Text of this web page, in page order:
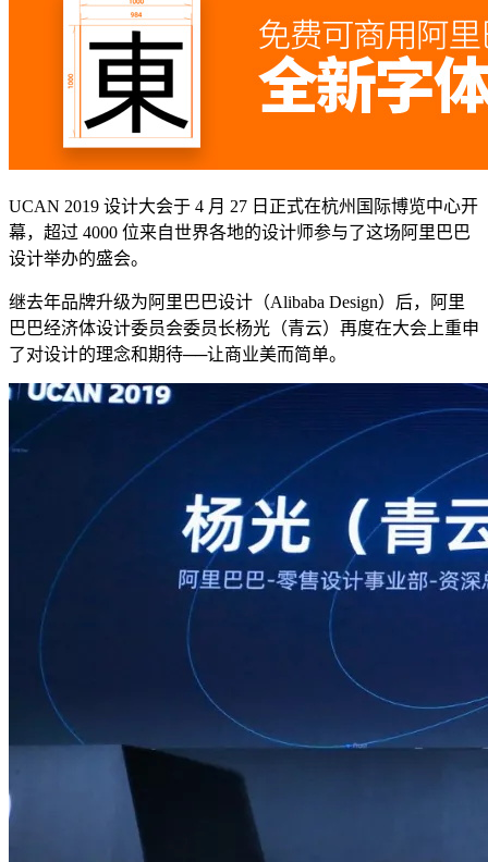
UCAN 2019 设计大会于 4 月 27 日正式在杭州国际博览中心开
幕，超过 4000 位来自世界各地的设计师参与了这场阿里巴巴
设计举办的盛会。
继去年品牌升级为阿里巴巴设计（Alibaba Design）后，阿里
巴巴经济体设计委员会委员长杨光（青云）再度在大会上重申
了对设计的理念和期待──让商业美而简单。